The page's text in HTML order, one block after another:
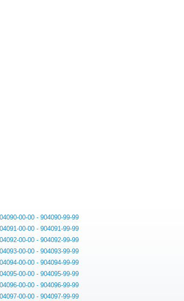
00-00 - 904090-99-99
00-00 - 904091-99-99
00-00 - 904092-99-99
00-00 - 904093-99-99
00-00 - 904094-99-99
00-00 - 904095-99-99
00-00 - 904096-99-99
00-00 - 904097-99-99